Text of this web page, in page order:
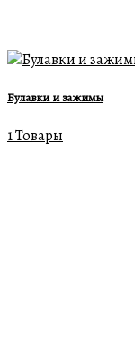
Булавки и зажимы
1 Товары